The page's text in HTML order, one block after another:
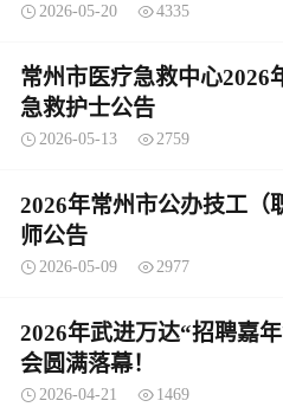
2026-05-20 4335
常州市医疗急救中心2026
急救护士公告
2026-05-13 2759
2026年常州市公办技工（
师公告
2026-05-09 2977
2026年武进万达“招聘嘉
会圆满落幕！
2026-04-21 1469